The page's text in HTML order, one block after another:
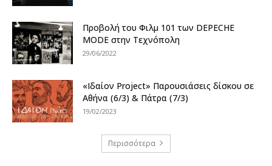
Προβολή του Φιλμ 101 των DEPECHE
MODE στην Τεχνόπολη
29/06/2022
«Ιδαίον Project» Παρουσιάσεις δίσκου σε
Αθήνα (6/3) & Πάτρα (7/3)
19/02/2023
Περισσότερα